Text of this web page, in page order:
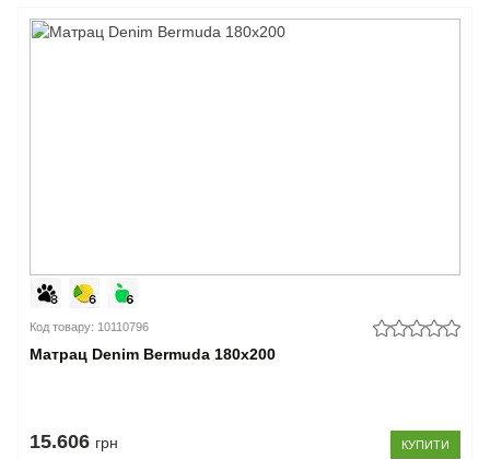
Код товару: 10110796
Матрац Denim Bermuda 180x200
15.606 грн КУПИТИ